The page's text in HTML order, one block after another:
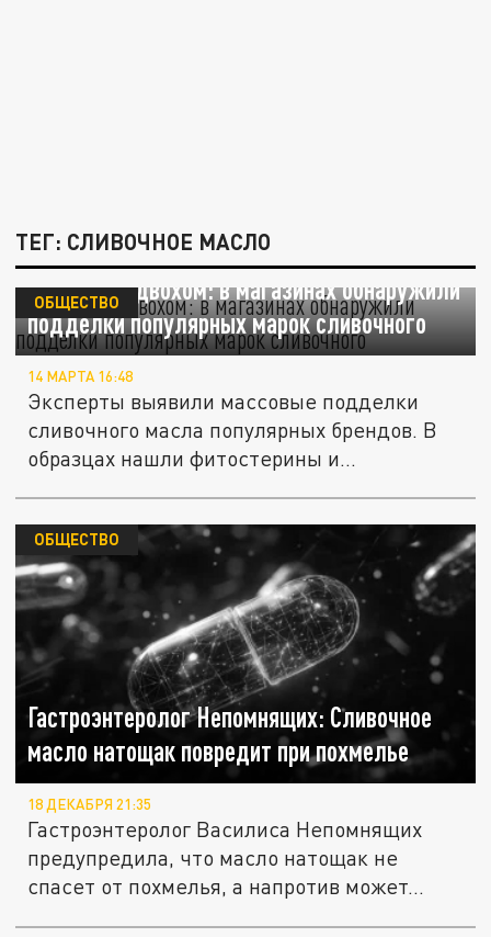
ТЕГ: СЛИВОЧНОЕ МАСЛО
Масло с подвохом: в магазинах обнаружили
подделки популярных марок сливочного
ОБЩЕСТВО
14 МАРТА 16:48
Эксперты выявили массовые подделки
сливочного масла популярных брендов. В
образцах нашли фитостерины и...
Гастроэнтеролог Непомнящих: Сливочное
масло натощак повредит при похмелье
ОБЩЕСТВО
18 ДЕКАБРЯ 21:35
Гастроэнтеролог Василиса Непомнящих
предупредила, что масло натощак не
спасет от похмелья, а напротив может...